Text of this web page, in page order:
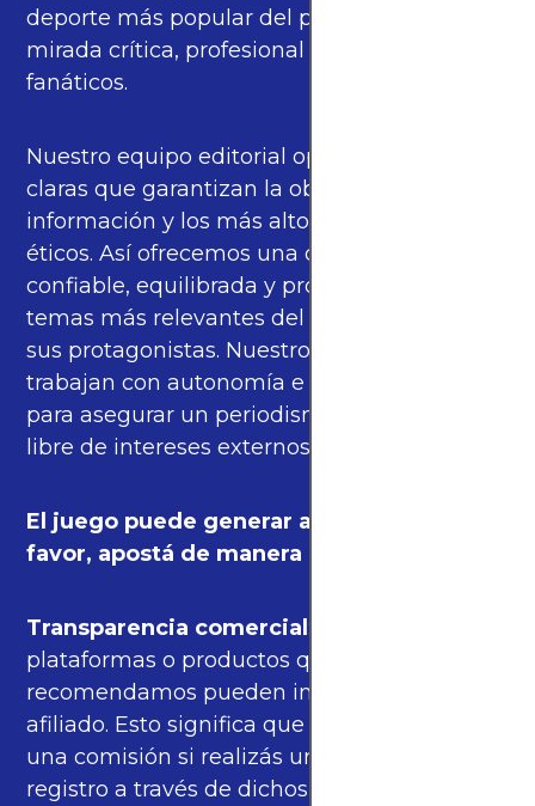
deporte más popular del planeta con una
mirada crítica, profesional y cercana a los
fanáticos.
Nuestro equipo editorial opera bajo pautas
claras que garantizan la objetividad de la
información y los más altos estándares
éticos. Así ofrecemos una cobertura
confiable, equilibrada y propia sobre los
temas más relevantes del fútbol mundial y
sus protagonistas. Nuestros periodistas
trabajan con autonomía e independencia
para asegurar un periodismo de calidad,
libre de intereses externos.
El juego puede generar adicción. Por
favor, apostá de manera responsable.
Transparencia comercial: algunas de las
plataformas o productos que
recomendamos pueden incluir enlaces de
afiliado. Esto significa que podríamos recibir
una comisión si realizás una compra o
registro a través de dichos enlaces, sin costo